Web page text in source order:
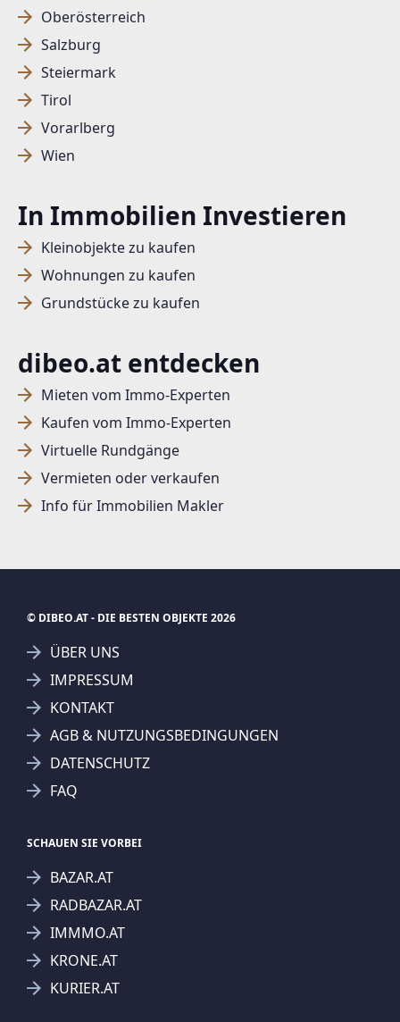
Oberösterreich
Salzburg
Steiermark
Tirol
Vorarlberg
Wien
In Immobilien Investieren
Kleinobjekte zu kaufen
Wohnungen zu kaufen
Grundstücke zu kaufen
dibeo.at entdecken
Mieten vom Immo-Experten
Kaufen vom Immo-Experten
Virtuelle Rundgänge
Vermieten oder verkaufen
Info für Immobilien Makler
© DIBEO.AT - DIE BESTEN OBJEKTE 2026
ÜBER UNS
IMPRESSUM
KONTAKT
AGB & NUTZUNGSBEDINGUNGEN
DATENSCHUTZ
FAQ
SCHAUEN SIE VORBEI
BAZAR.AT
RADBAZAR.AT
IMMMO.AT
KRONE.AT
KURIER.AT